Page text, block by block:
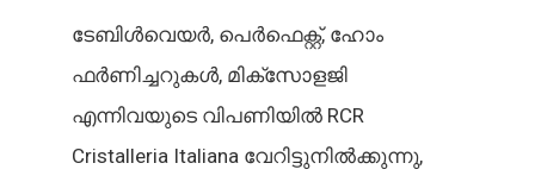
ടേബിൾവെയർ, പെർഫെക്റ്റ്, ഹോം
ഫർണിച്ചറുകൾ, മിക്സോളജി
എന്നിവയുടെ വിപണിയിൽ RCR
Cristalleria Italiana വേറിട്ടുനിൽക്കുന്നു,